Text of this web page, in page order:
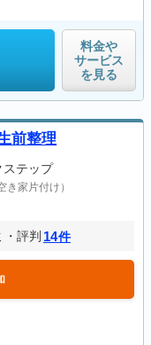
料金や
サービス
を見る
前整理
ステップ
き家片付け）
・評判 14件